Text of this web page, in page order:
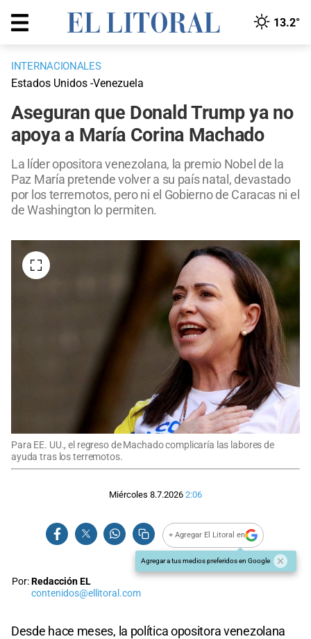
13.2°
INTERNACIONALES
Estados Unidos -Venezuela
Aseguran que Donald Trump ya no
apoya a María Corina Machado
La líder opositora venezolana, la premio Nobel de la
Paz María pretende volver a su país natal, devastado
por los terremotos, pero ni el Gobierno de Caracas ni el
de Washington lo permiten.
Para EE. UU., el regreso de Machado complicaría las labores de
ayuda tras los terremotos.
Miércoles 8.7.2026 2:06
+ Agregar El Litoral en
Agregar a tus medios preferidos en Google
Por:Redacción EL
contenidos@ellitoral.com
Desde hace meses, la política opositora venezolana